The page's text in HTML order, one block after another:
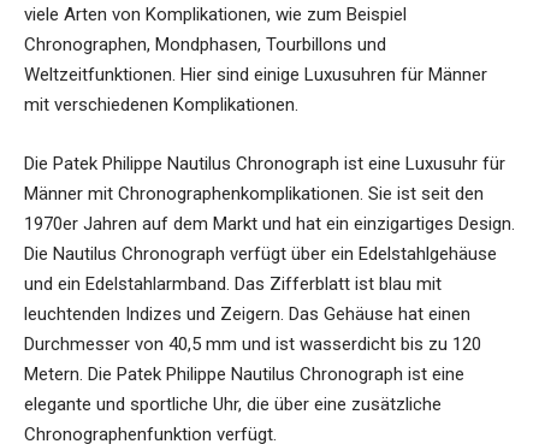
viele Arten von Komplikationen, wie zum Beispiel
Chronographen, Mondphasen, Tourbillons und
Weltzeitfunktionen. Hier sind einige Luxusuhren für Männer
mit verschiedenen Komplikationen.
Die Patek Philippe Nautilus Chronograph ist eine Luxusuhr für
Männer mit Chronographenkomplikationen. Sie ist seit den
1970er Jahren auf dem Markt und hat ein einzigartiges Design.
Die Nautilus Chronograph verfügt über ein Edelstahlgehäuse
und ein Edelstahlarmband. Das Zifferblatt ist blau mit
leuchtenden Indizes und Zeigern. Das Gehäuse hat einen
Durchmesser von 40,5 mm und ist wasserdicht bis zu 120
Metern. Die Patek Philippe Nautilus Chronograph ist eine
elegante und sportliche Uhr, die über eine zusätzliche
Chronographenfunktion verfügt.